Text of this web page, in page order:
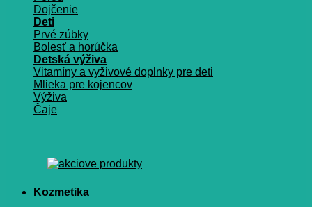
Dojčenie
Deti
Prvé zúbky
Bolesť a horúčka
Detská výživa
Vitamíny a vyživové doplnky pre deti
Mlieka pre kojencov
Výživa
Čaje
Kozmetika